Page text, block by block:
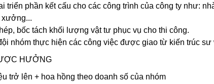
triển phần kết cấu cho các công trình của công ty như:
xưởng...
bốc tách khối lượng vật tư phục vụ cho thi công.
nhóm thực hiện các công việc được giao từ kiến trúc sư
HƯỞNG
trở lên + hoa hồng theo doanh số của nhóm